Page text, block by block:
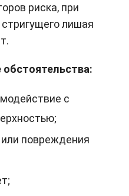
риска, при
лишая
обстоятельства:
с
повреждения